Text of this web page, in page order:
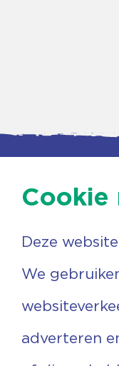
Agenda
Steun
Cookie
Deze
We
adverteren